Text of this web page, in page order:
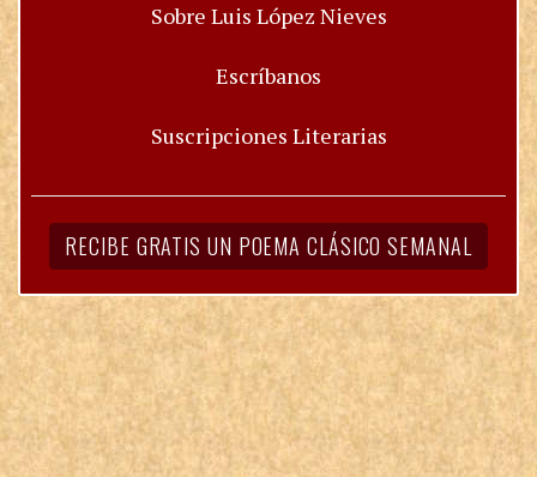
Sobre Luis López Nieves
Escríbanos
Suscripciones Literarias
RECIBE GRATIS UN POEMA CLÁSICO SEMANAL